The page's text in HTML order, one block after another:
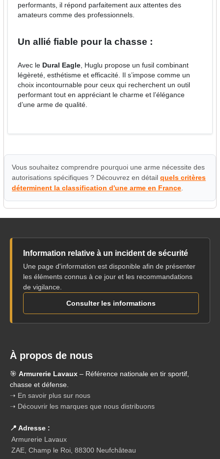
performants, il répond parfaitement aux attentes des
amateurs comme des professionnels.
Un allié fiable pour la chasse :
Avec le Dural Eagle, Huglu propose un fusil combinant
légèreté, esthétisme et efficacité. Il s’impose comme un
choix incontournable pour ceux qui recherchent un outil
performant tout en appréciant le charme et l’élégance
d’une arme de qualité.
Vous souhaitez comprendre pourquoi une arme nécessite des
autorisations spécifiques ? Découvrez en détailquels critères
déterminent la classification d'une arme en France
Information relative à un incident de sécurité
Une page d'information est disponible afin de présenter
les éléments connus à ce jour et les recommandations
de vigilance.
Consulter les informations
À propos de nous
🎯 Armurerie Lavaux – Référence nationale en tir sportif,
chasse et défense.
➝ En savoir plus sur nous
➝ Découvrir les marques que nous distribuons
📍 Adresse :
Armurerie Lavaux
ZAE, Champ le Roi, 88300 Neufchâteau